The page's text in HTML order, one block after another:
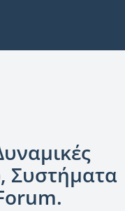
Συστήματα